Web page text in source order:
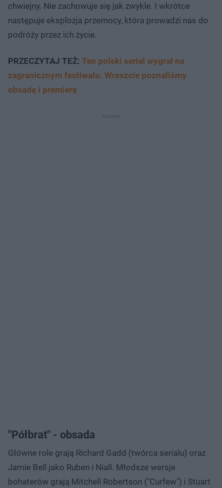
chwiejny. Nie zachowuje się jak zwykle. I wkrótce
następuje eksplozja przemocy, która prowadzi nas do
podróży przez ich życie.
PRZECZYTAJ TEŻ: Ten polski serial wygrał na
zagranicznym festiwalu. Wreszcie poznaliśmy
obsadę i premierę
"Półbrat" - obsada
Główne role grają Richard Gadd (twórca serialu) oraz
Jamie Bell jako Ruben i Niall. Młodsze wersje
bohaterów grają Mitchell Robertson ("Curfew") i Stuart